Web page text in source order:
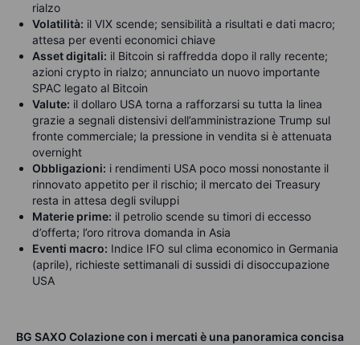
rialzo
Volatilità: il VIX scende; sensibilità a risultati e dati macro;
attesa per eventi economici chiave
Asset digitali: il Bitcoin si raffredda dopo il rally recente;
azioni crypto in rialzo; annunciato un nuovo importante
SPAC legato al Bitcoin
Valute: il dollaro USA torna a rafforzarsi su tutta la linea
grazie a segnali distensivi dell’amministrazione Trump sul
fronte commerciale; la pressione in vendita si è attenuata
overnight
Obbligazioni: i rendimenti USA poco mossi nonostante il
rinnovato appetito per il rischio; il mercato dei Treasury
resta in attesa degli sviluppi
Materie prime: il petrolio scende su timori di eccesso
d’offerta; l’oro ritrova domanda in Asia
Eventi macro: Indice IFO sul clima economico in Germania
(aprile), richieste settimanali di sussidi di disoccupazione
USA
BG SAXO Colazione con i mercati è una panoramica concisa